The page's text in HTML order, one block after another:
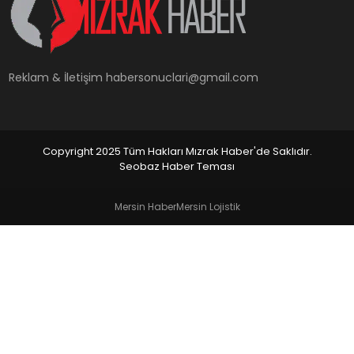
YAŞAM
Reklam & İletişimhabersonuclari@gmail.com
Copyright 2025 Tüm Hakları Mızrak Haber'de Saklıdır.
Seobaz Haber Teması
Mersin HaberMersin Lojistik